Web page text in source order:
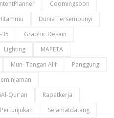
Coomingsoon
Dunia Tersembunyi
35
Graphic Desain
Lighting
MAPETA
Mun- Tangan Alif
Panggung
Qur'an
Rapatkerja
Selamatdatang